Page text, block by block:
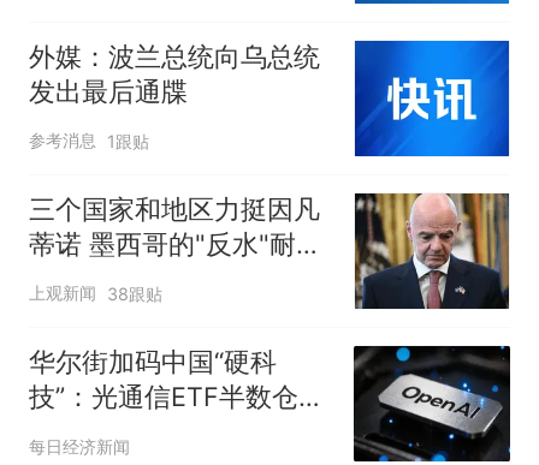
外媒：波兰总统向乌总统
发出最后通牒
参考消息 1跟贴
三个国家和地区力挺因凡
蒂诺 墨西哥的"反水"耐人
寻味
上观新闻 38跟贴
华尔街加码中国“硬科
技”：光通信ETF半数仓位
押注，明星ETF重仓长
每日经济新闻